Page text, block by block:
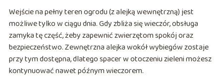
Wejście na pełny teren ogrodu (z alejką wewnętrzną) jest
możliwe tylko w ciągu dnia. Gdy zbliża się wieczór, obsługa
zamyka tę część, żeby zapewnić zwierzętom spokój oraz
bezpieczeństwo. Zewnętrzna alejka wokół wybiegów zostaje
przy tym dostępna, dlatego spacer w otoczeniu zieleni możesz
kontynuować nawet późnym wieczorem.